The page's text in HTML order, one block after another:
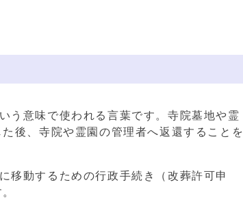
う意味で使われる言葉です。寺院墓地や霊
後、寺院や霊園の管理者へ返還することを
移動するための行政手続き（改葬許可申